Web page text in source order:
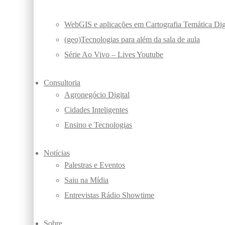
WebGIS e aplicações em Cartografia Temática
(geo)Tecnologias para além da sala de aula
Série Ao Vivo – Lives Youtube
Consultoria
Agronegócio Digital
Cidades Inteligentes
Ensino e Tecnologias
Notícias
Palestras e Eventos
Saiu na Mídia
Entrevistas Rádio Showtime
Sobre